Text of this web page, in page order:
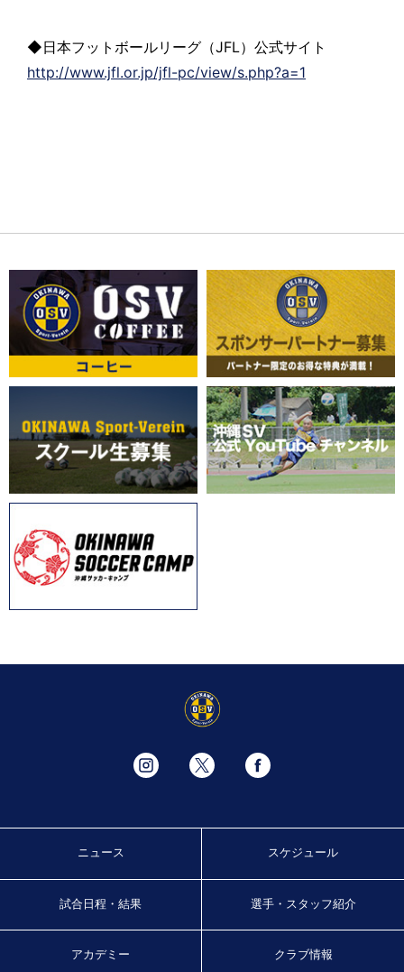
◆日本フットボールリーグ（JFL）公式サイト
http://www.jfl.or.jp/jfl-pc/view/s.php?a=1
ニュース スケジュール
試合日程・結果 選手・スタッフ紹介
アカデミー クラブ情報